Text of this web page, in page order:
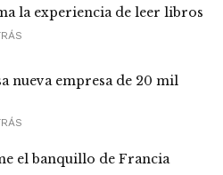
la experiencia de leer libros
nueva empresa de 20 mil
el banquillo de Francia